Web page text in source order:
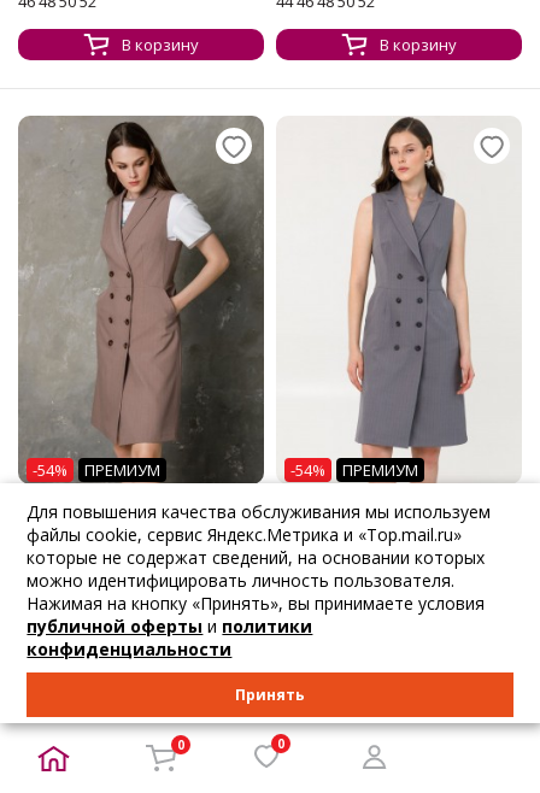
В корзину
В корзину
-54% ПРЕМИУМ
6 749₽ 15 444₽
Priz
Платье серо-кор...
42 44 46 48 50 52 54
В корзину
-54% ПРЕМИУМ
6 749₽ 15 444₽
Priz
Платье тёмно-се...
42 44 46 48 50 52 54
Для повышения качества обслуживания мы используем
файлы cookie, сервис Яндекс.Метрика и «Top.mail.ru»
которые не содержат сведений, на основании которых
можно идентифицировать личность пользователя.
Нажимая на кнопку «Принять», вы принимаете условия
публичной оферты и политики
конфиденциальности
Принять
0 0